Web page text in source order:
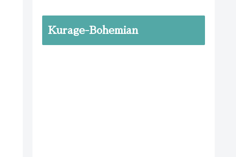
Kurage-Bohemian